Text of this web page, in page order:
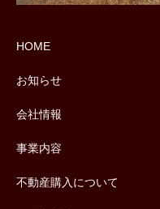
HOME
お知らせ
会社情報
事業内容
不動産購入について